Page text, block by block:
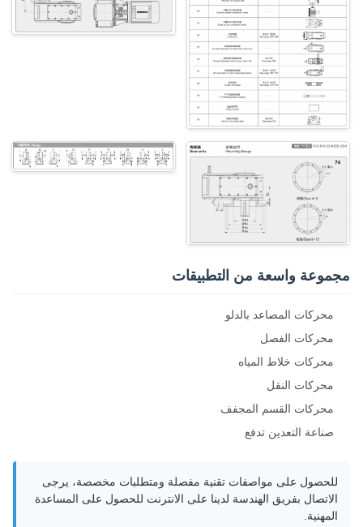
مجموعة واسعة من التطبيقات
محركات المصاعد بالدلو
محركات الفصل
محركات خلاط المياه
محركات النقل
محركات القسم المجفف
صناعة التعدين تدفع
للحصول على مواصفات تقنية مفصلة ومتطلبات مخصصة، يرجى
الاتصال بفريق الهندسة لدينا على الانترنت للحصول على المساعدة
المهنية.